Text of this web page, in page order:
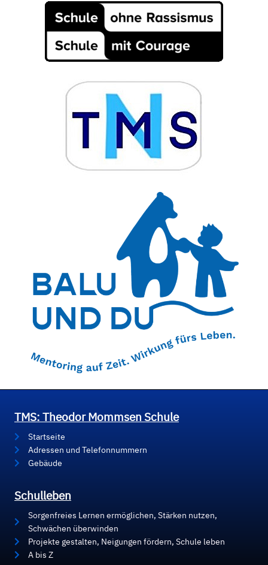
TMS: Theodor Mommsen Schule
Startseite
Adressen und Telefonnummern
Gebäude
Schulleben
Sorgenfreies Lernen ermöglichen, Stärken nutzen,
Schwächen überwinden
Projekte gestalten, Neigungen fördern, Schule leben
A bis Z